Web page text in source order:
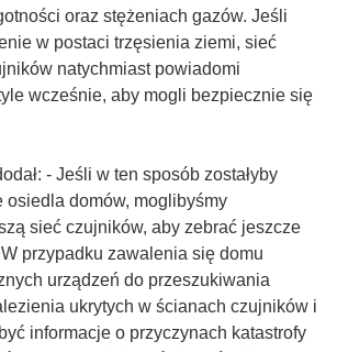
oraz stężeniach gazów. Jeśli
w postaci trzęsienia ziemi, sieć
natychmiast powiadomi
wcześnie, aby mogli bezpiecznie się
- Jeśli w ten sposób zostałyby
osiedla domów, moglibyśmy
sieć czujników, aby zebrać jeszcze
przypadku zawalenia się domu
urządzeń do przeszukiwania
ukrytych w ścianach czujników i
informacje o przyczynach katastrofy